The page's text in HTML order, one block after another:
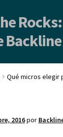
Rocks:
Backline
Backline Rental
Qué micros elegir
2016por